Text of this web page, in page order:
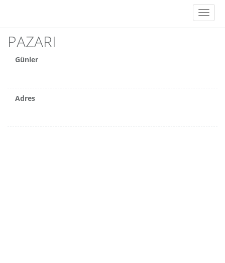
Toggle
PAZARI
Günler
Adres